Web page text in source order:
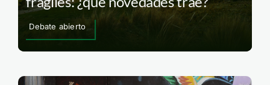
Debate abierto